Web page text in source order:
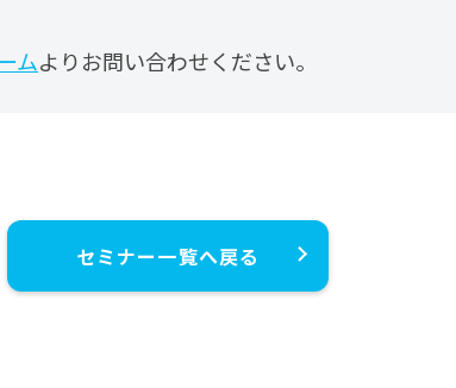
ムよりお問い合わせください。
セミナー一覧へ戻る